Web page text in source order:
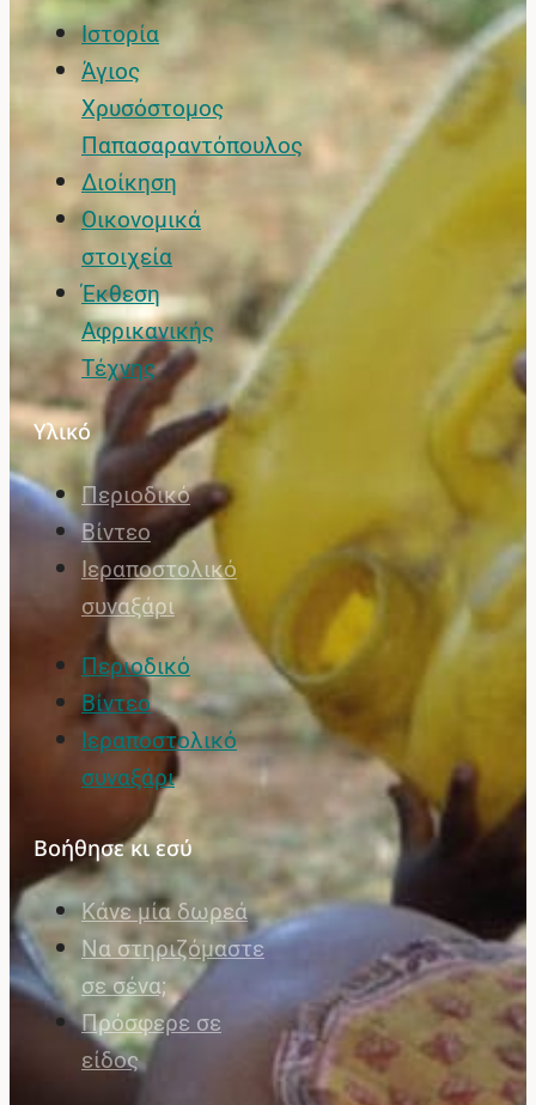
Ιστορία
Άγιος
Χρυσόστομος
Παπασαραντόπουλος
Διοίκηση
Οικονομικά
στοιχεία
Έκθεση
Αφρικανικής
Τέχνης
Υλικό
Περιοδικό
Βίντεο
Ιεραποστολικό
συναξάρι
Περιοδικό
Βίντεο
Ιεραποστολικό
συναξάρι
Βοήθησε κι εσύ
Κάνε μία δωρεά
Να στηριζόμαστε
σε σένα;
Πρόσφερε σε
είδος